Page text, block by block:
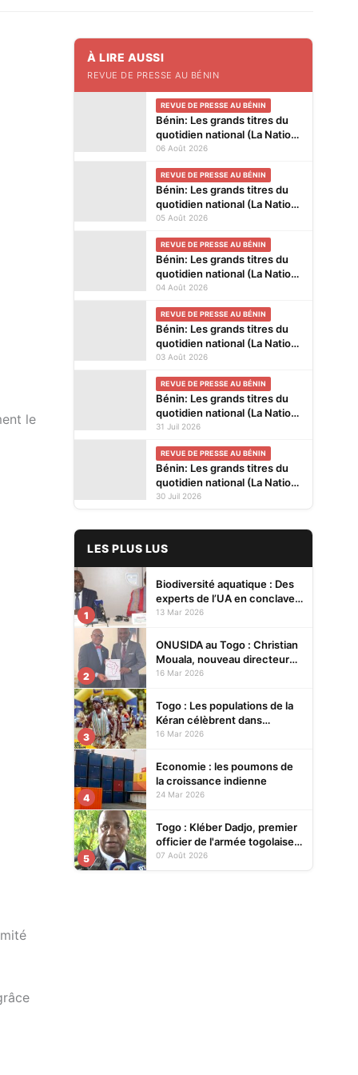
le
À LIRE AUSSI
REVUE DE PRESSE AU BÉNIN
REVUE DE PRESSE AU BÉNIN
Bénin: Les grands titres du
quotidien national (La Nation)
et des journaux privés en
2026
06 Août 2026
REVUE DE PRESSE AU BÉNIN
Bénin: Les grands titres du
quotidien national (La Nation)
et des journaux privés en
2026
05 Août 2026
REVUE DE PRESSE AU BÉNIN
Bénin: Les grands titres du
quotidien national (La Nation)
et des journaux privés en
2026
04 Août 2026
REVUE DE PRESSE AU BÉNIN
Bénin: Les grands titres du
quotidien national (La Nation)
et des journaux privés en
2026
03 Août 2026
REVUE DE PRESSE AU BÉNIN
Bénin: Les grands titres du
quotidien national (La Nation)
et des journaux privés en
Juillet 2026
31 Juil 2026
REVUE DE PRESSE AU BÉNIN
Bénin: Les grands titres du
quotidien national (La Nation)
et des journaux privés en
30 Juil 2026
LES PLUS LUS
1
Biodiversité aquatique : Des
experts de l’UA en conclave à
Lomé pour renforcer la
13 Mar 2026
2
ONUSIDA au Togo : Christian
Mouala, nouveau directeur
pays
16 Mar 2026
3
Togo : Les populations de la
Kéran célèbrent dans
l’allégresse Tislim-Difoini,
16 Mar 2026
4
Economie : les poumons de
la croissance indienne
24 Mar 2026
5
Togo : Kléber Dadjo, premier
officier de l'armée togolaise
devenu chef de l'État, au
07 Août 2026